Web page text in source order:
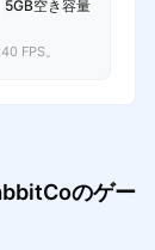
5GB空き容量
FPS。
のゲー